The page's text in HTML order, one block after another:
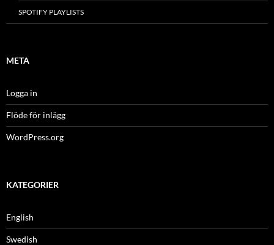
SPOTIFY PLAYLISTS
META
Logga in
Flöde för inlägg
WordPress.org
KATEGORIER
English
Swedish